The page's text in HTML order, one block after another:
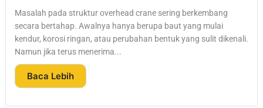
Masalah pada struktur overhead crane sering berkembang
secara bertahap. Awalnya hanya berupa baut yang mulai
kendur, korosi ringan, atau perubahan bentuk yang sulit dikenali.
Namun jika terus menerima...
Baca Lebih